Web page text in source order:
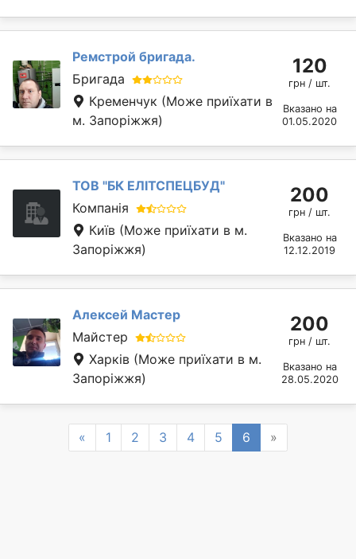
Ремстрой бригада.
Бригада
Кременчук (Може приїхати в
м. Запоріжжя)
120
грн / шт.
Вказано на
01.05.2020
ТОВ "БК ЕЛІТСПЕЦБУД"
Компанія
Київ (Може приїхати в м.
Запоріжжя)
200
грн / шт.
Вказано на
12.12.2019
Алексей Мастер
Майстер
Харків (Може приїхати в м.
Запоріжжя)
200
грн / шт.
Вказано на
28.05.2020
« Previous
1 2 3 4 5 6 »